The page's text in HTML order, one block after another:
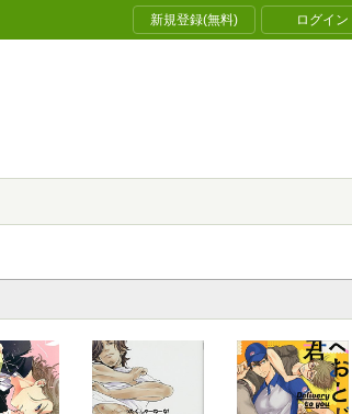
新規登録(無料) ログイン